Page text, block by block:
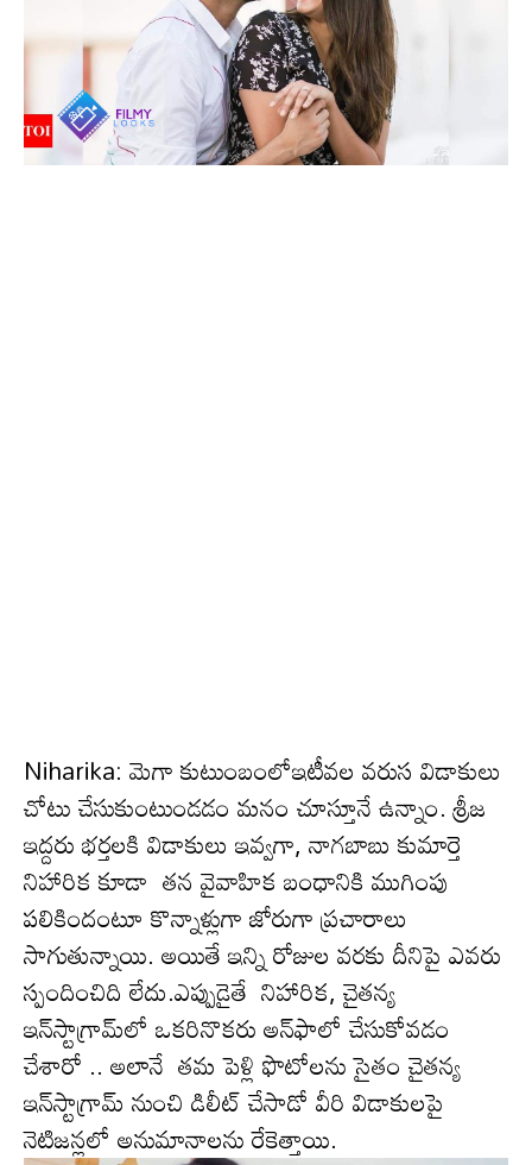
Niharika: మెగా కుటుంబంలోఇటీవ‌ల వ‌రుస విడాకులు
చోటు చేసుకుంటుండ‌డం మ‌నం చూస్తూనే ఉన్నాం. శ్రీజ
ఇద్ద‌రు భ‌ర్త‌ల‌కి విడాకులు ఇవ్వ‌గా, నాగబాబు కుమార్తె
నిహారిక కూడా త‌న‌ వైవాహిక బంధానికి ముగింపు
పలికిందంటూ కొన్నాళ్లుగా జోరుగా ప్ర‌చారాలు
సాగుతున్నాయి. అయితే ఇన్ని రోజుల వ‌ర‌కు దీనిపై ఎవ‌రు
స్పందించిది లేదు.ఎప్పుడైతే నిహారిక, చైతన్య
ఇన్‌స్టాగ్రామ్‌లో ఒకరినొకరు అన్‌ఫాలో చేసుకోవడం
చేశారో .. అలానే తమ పెళ్లి ఫొటోలను సైతం చైతన్య
ఇన్‌స్టాగ్రామ్ నుంచి డిలీట్ చేసాడో వీరి విడాకుల‌పై
నెటిజన్లలో అనుమానాలను రేకెత్తాయి.